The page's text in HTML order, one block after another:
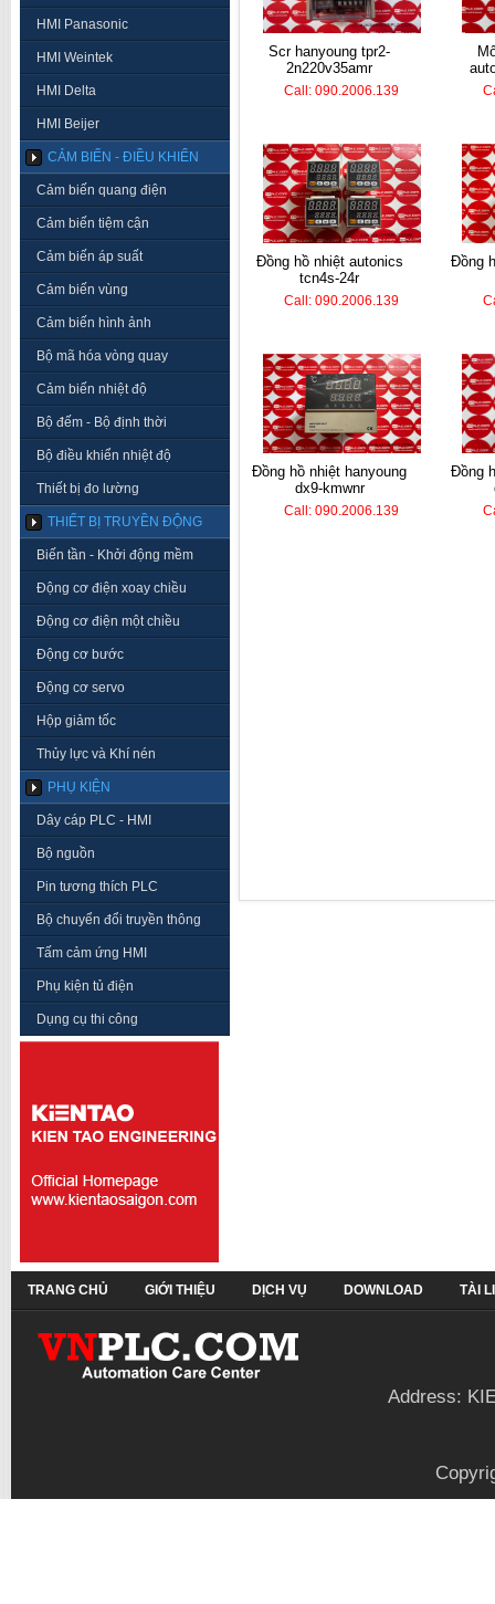
HMI Panasonic
HMI Weintek
HMI Delta
HMI Beijer
CẢM BIẾN - ĐIỀU KHIỂN
Cảm biến quang điện
Cảm biến tiệm cận
Cảm biến áp suất
Cảm biến vùng
Cảm biến hình ảnh
Bộ mã hóa vòng quay
Cảm biến nhiệt độ
Bộ đếm - Bộ định thời
Bộ điều khiển nhiệt độ
Thiết bị đo lường
THIẾT BỊ TRUYỀN ĐỘNG
Biến tần - Khởi động mềm
Động cơ điện xoay chiều
Động cơ điện một chiều
Động cơ bước
Động cơ servo
Hộp giảm tốc
Thủy lực và Khí nén
PHỤ KIỆN
Dây cáp PLC - HMI
Bộ nguồn
Pin tương thích PLC
Bộ chuyển đổi truyền thông
Tấm cảm ứng HMI
Phụ kiện tủ điện
Dụng cụ thi công
scr hanyoung tpr2-
2n220v35amr
Call: 090.2006.139
mô đun nhiệt độ
đồng hồ nhiệt autonics
tcn4s-24r
Call: 090.2006.139
đồng hồ nhiệt hanyoung
đồng hồ nhiệt hanyoung
dx9-kmwnr
Call: 090.2006.139
đồng hồ nhiệt hanyoung
TRANG CHỦ GIỚI THIỆU DỊCH VỤ DOWNLOAD TÀI
Address: